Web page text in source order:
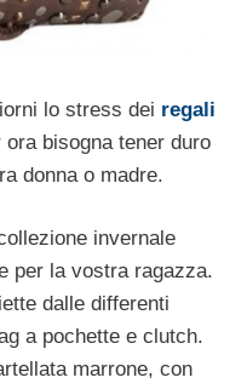
lo stress dei regali
bisogna tener duro
donna o madre.
invernale
per la vostra ragazza.
dalle differenti
a pochette e clutch.
marrone, con